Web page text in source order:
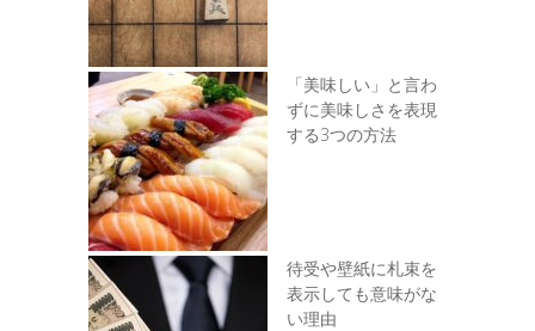
「美味しい」と言わ
ずに美味しさを表現
する3つの方法
待受や壁紙に札束を
表示しても意味がな
い理由